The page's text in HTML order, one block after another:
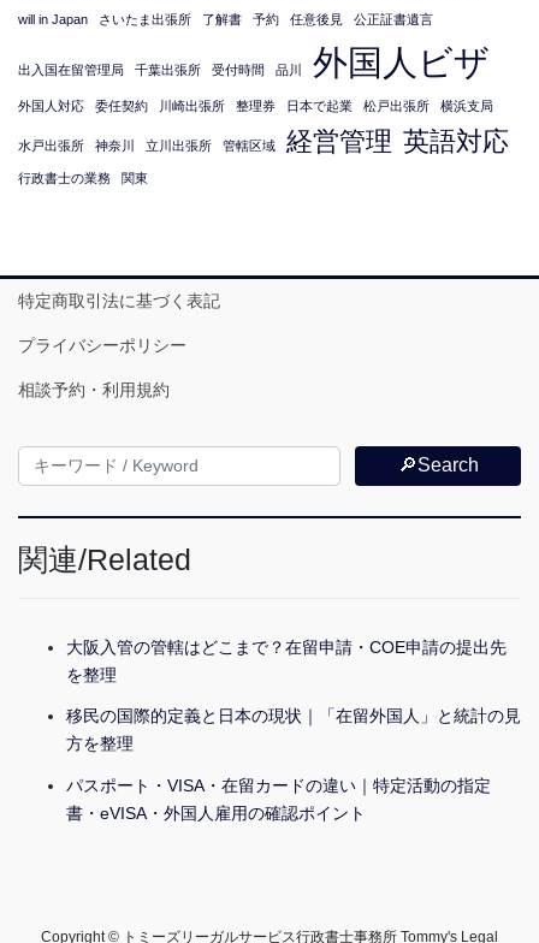
will in Japan
さいたま出張所 了解書 予約 任意後見 公正証書遺言
出入国在留管理局 千葉出張所 受付時間 品川 外国人ビザ
外国人対応 委任契約 川崎出張所 整理券 日本で起業 松戸出張所 横浜支局
水戸出張所 神奈川 立川出張所 管轄区域 経営管理 英語対応
行政書士の業務 関東
特定商取引法に基づく表記
プライバシーポリシー
相談予約・利用規約
🔎Search
関連/Related
大阪入管の管轄はどこまで？在留申請・COE申請の提出先
を整理
移民の国際的定義と日本の現状｜「在留外国人」と統計の見
方を整理
パスポート・VISA・在留カードの違い｜特定活動の指定
書・eVISA・外国人雇用の確認ポイント
Copyright © トミーズリーガルサービス行政書士事務所 Tommy's Legal